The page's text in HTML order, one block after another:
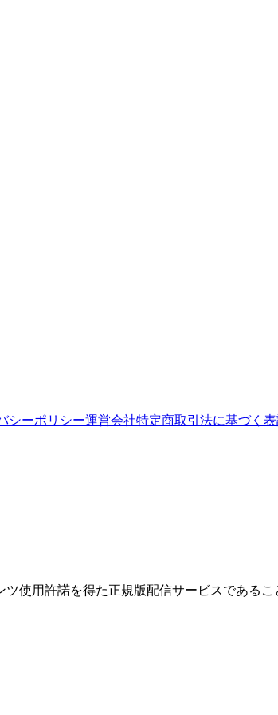
シーポリシー運営会社特定商取引法に基づく
使用許諾を得た正規版配信サービスであるこ